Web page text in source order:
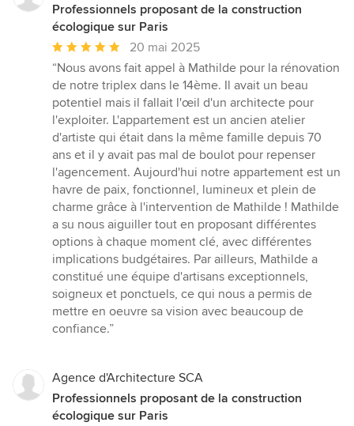
Professionnels proposant de la construction
écologique sur Paris
Note
moyenne
:
5
étoiles
sur
5
20 mai 2025
“Nous avons fait appel à Mathilde pour la rénovation
de notre triplex dans le 14ème. Il avait un beau
potentiel mais il fallait l'œil d'un architecte pour
l'exploiter. L'appartement est un ancien atelier
d'artiste qui était dans la même famille depuis 70
ans et il y avait pas mal de boulot pour repenser
l'agencement. Aujourd'hui notre appartement est un
havre de paix, fonctionnel, lumineux et plein de
charme grâce à l'intervention de Mathilde ! Mathilde
a su nous aiguiller tout en proposant différentes
options à chaque moment clé, avec différentes
implications budgétaires. Par ailleurs, Mathilde a
constitué une équipe d'artisans exceptionnels,
soigneux et ponctuels, ce qui nous a permis de
mettre en oeuvre sa vision avec beaucoup de
confiance.”
Agence d'Architecture SCA
Professionnels proposant de la construction
écologique sur Paris